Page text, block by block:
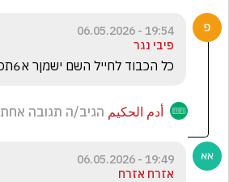
19:54 - 06.05.2026
פיבי נגר
כל הכבוד לחייל השם ישמןר א6תכם
أدم الحكيم הגיב/ה תגובה אחת
19:49 - 06.05.2026
אזרח אזרח